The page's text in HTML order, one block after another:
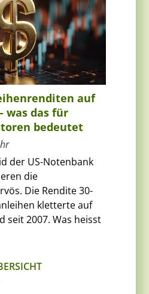
auf
was das für
bedeutet
der US-Notenbank
die
Die Rendite 30-
kletterte auf
seit 2007. Was heisst